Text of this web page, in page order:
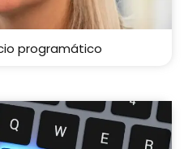
programático